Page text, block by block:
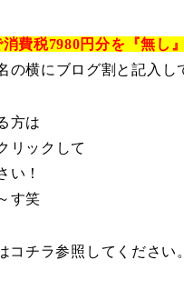
費税7980円分を『無し
の横にブログ割と記入
方は
リックして
い！
す笑
コチラ参照してください。